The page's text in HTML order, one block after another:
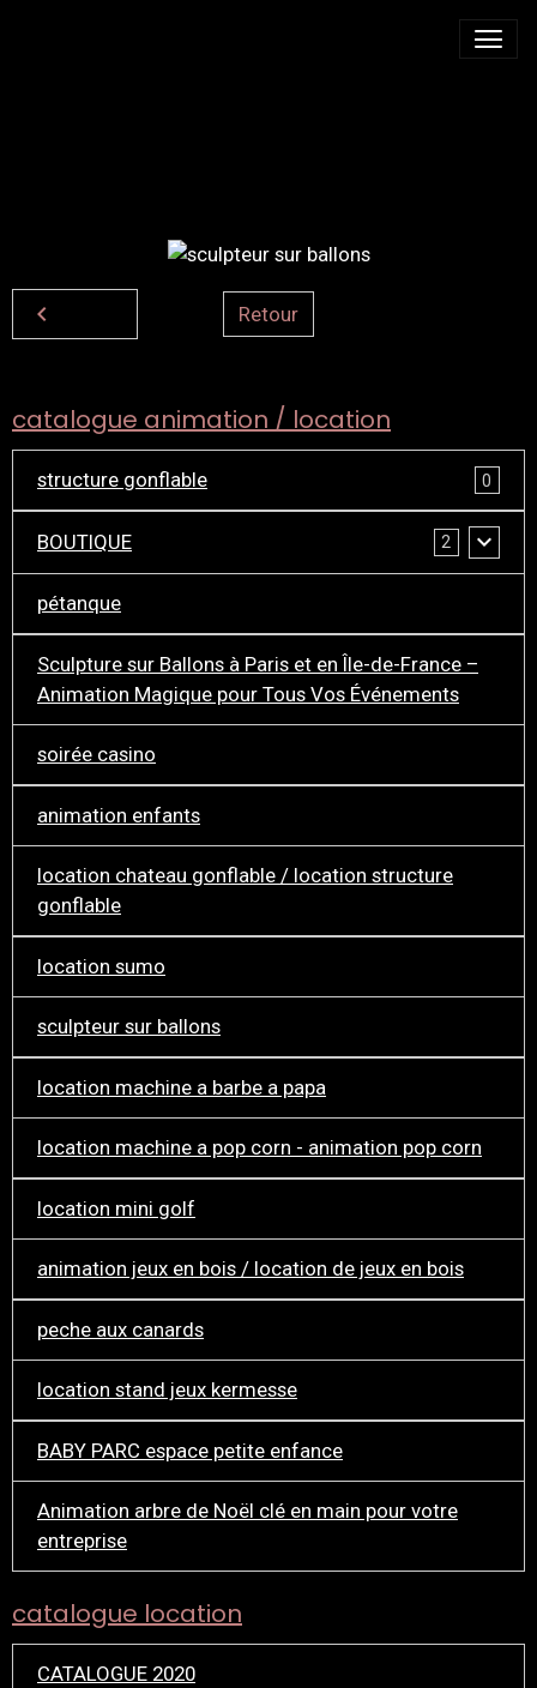
Retour
catalogue animation / location
structure gonflable 0
BOUTIQUE 2
pétanque
Sculpture sur Ballons à Paris et en Île-de-France –
Animation Magique pour Tous Vos Événements
soirée casino
animation enfants
location chateau gonflable / location structure
gonflable
location sumo
sculpteur sur ballons
location machine a barbe a papa
location machine a pop corn - animation pop corn
location mini golf
animation jeux en bois / location de jeux en bois
peche aux canards
location stand jeux kermesse
BABY PARC espace petite enfance
Animation arbre de Noël clé en main pour votre
entreprise
catalogue location
CATALOGUE 2020